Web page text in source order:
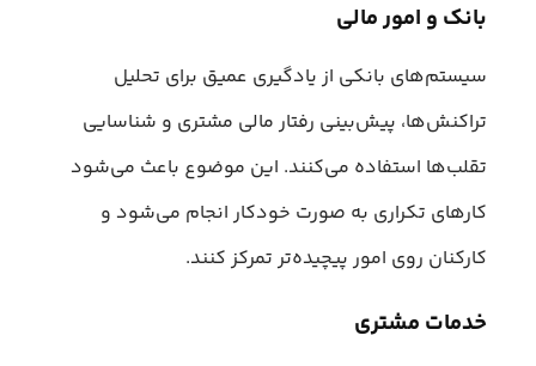
بانک و امور مالی
سیستم‌های بانکی از یادگیری عمیق برای تحلیل
تراکنش‌ها، پیش‌بینی رفتار مالی مشتری و شناسایی
تقلب‌ها استفاده می‌کنند. این موضوع باعث می‌شود
کارهای تکراری به صورت خودکار انجام می‌شود و
کارکنان روی امور پیچیده‌تر تمرکز کنند.
خدمات مشتری